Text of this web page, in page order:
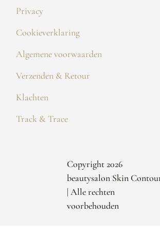
Privacy
Cookieverklaring
Algemene voorwaarden
Verzenden & Retour
Klachten
Track & Trace
Copyright 2026
beautysalon Skin
| Alle rechten
voorbehouden